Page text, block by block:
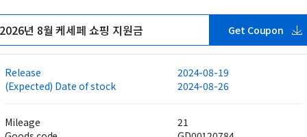
2026년 8월 케세페 쇼핑 지원금 Get Coupon
Release
2024-08-19
(Expected) Date of stock
2024-08-26
Mileage
21